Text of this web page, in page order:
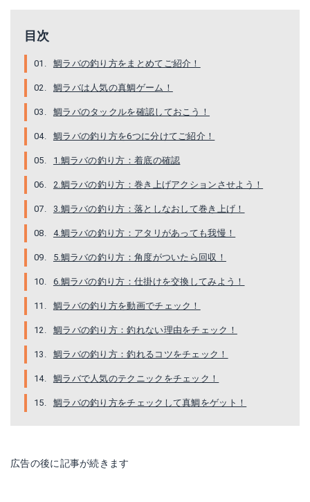
目次
鯛ラバの釣り方をまとめてご紹介！
鯛ラバは人気の真鯛ゲーム！
鯛ラバのタックルを確認しておこう！
鯛ラバの釣り方を6つに分けてご紹介！
1.鯛ラバの釣り方：着底の確認
2.鯛ラバの釣り方：巻き上げアクションさせよう！
3.鯛ラバの釣り方：落としなおして巻き上げ！
4.鯛ラバの釣り方：アタリがあっても我慢！
5.鯛ラバの釣り方：角度がついたら回収！
6.鯛ラバの釣り方：仕掛けを交換してみよう！
鯛ラバの釣り方を動画でチェック！
鯛ラバの釣り方：釣れない理由をチェック！
鯛ラバの釣り方：釣れるコツをチェック！
鯛ラバで人気のテクニックをチェック！
鯛ラバの釣り方をチェックして真鯛をゲット！
広告の後に記事が続きます